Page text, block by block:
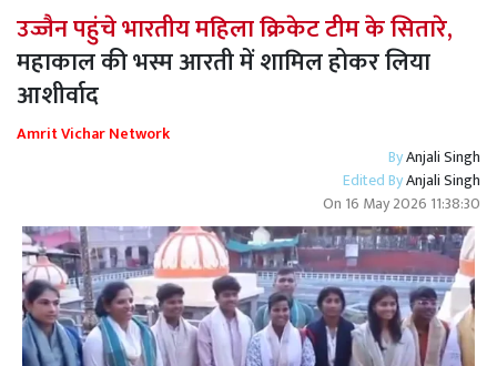
उज्जैन पहुंचे भारतीय महिला क्रिकेट टीम के सितारे,
महाकाल की भस्म आरती में शामिल होकर लिया
आशीर्वाद
Amrit Vichar Network
ByAnjali Singh
Edited ByAnjali Singh
On 16 May 2026 11:38:30